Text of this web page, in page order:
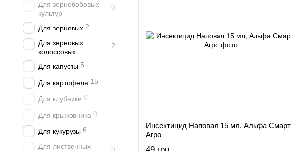
Инсектицид Наповал 15 мл, Альфа Смарт
Агро
Для зернобобовых
культур
0
Для зерновых 2
Для зерновых
колоссовых
2
Для капусты 5
Для картофеля 15
Для клубники 0
Для крыжовника 0
Для кукурузы 6
Для лиственных
0